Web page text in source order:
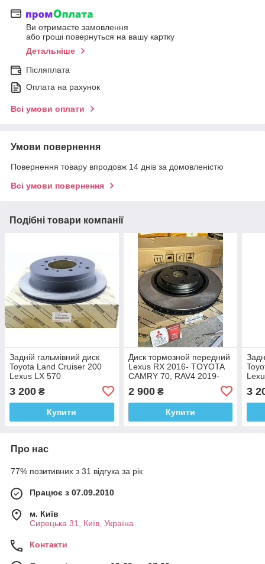
Ви отримаєте замовлення
або гроші повернуться на вашу картку
Детальніше
Післяплата
Оплата на рахунок
Всі умови оплати
Умови повернення
Повернення товару впродовж 14 днів за домовленістю
Всі умови повернення
Подібні товари компанії
Задній гальмівний диск
Toyota Land Cruiser 200
Lexus LX 570
3 200 ₴
Купити
Диск тормозной передний
Lexus RX 2016- TOYOTA
CAMRY 70, RAV4 2019-
2 900₴
Купити
3
Про нас
77% позитивних з 31 відгука за рік
Працює з 07.09.2010
м. Київ
Сирецька 31, Київ, Україна
Контакти